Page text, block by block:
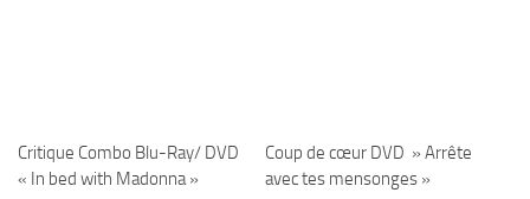
Critique Combo Blu-Ray/ DVD
« In bed with Madonna »
Coup de cœur DVD » Arrête
avec tes mensonges »